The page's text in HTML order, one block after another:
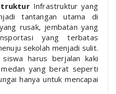
Infrastruktur yang
tantangan utama di
rusak, jembatan yang
yang terbatas
sekolah menjadi sulit.
harus berjalan kaki
yang berat seperti
hanya untuk mencapai